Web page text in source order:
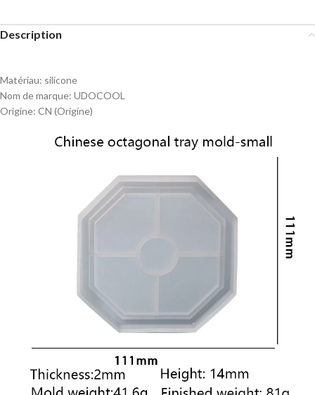
Description
Matériau: silicone
Nom de marque: UDOCOOL
Origine: CN (Origine)